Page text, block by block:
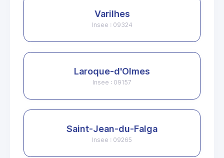
Varilhes
Insee : 09324
Laroque-d'Olmes
Insee : 09157
Saint-Jean-du-Falga
Insee : 09265